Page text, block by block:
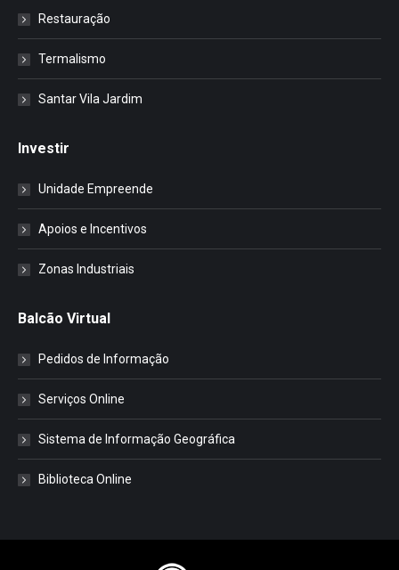
Restauração
Termalismo
Santar Vila Jardim
Investir
Unidade Empreende
Apoios e Incentivos
Zonas Industriais
Balcão Virtual
Pedidos de Informação
Serviços Online
Sistema de Informação Geográfica
Biblioteca Online